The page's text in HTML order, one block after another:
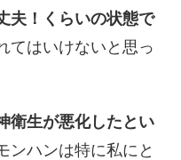
夫！くらいの状態で
てはいけないと思っ
衛生が悪化したとい
ンハンは特に私にと